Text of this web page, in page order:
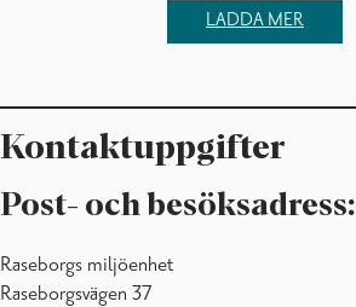
LADDA MER
Kontaktuppgifter
Post- och besöksadress:
Raseborgs miljöenhet
Raseborgsvägen 37